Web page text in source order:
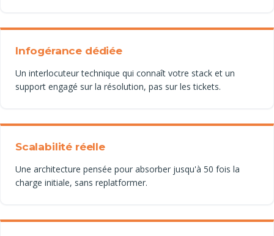
Infogérance dédiée
Un interlocuteur technique qui connaît votre stack et un
support engagé sur la résolution, pas sur les tickets.
Scalabilité réelle
Une architecture pensée pour absorber jusqu'à 50 fois la
charge initiale, sans replatformer.